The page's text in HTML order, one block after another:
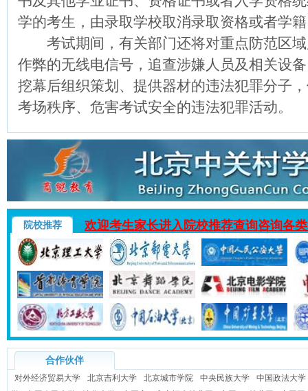
学的考生，由录取学校取消录取资格或者学
考试期间，有关部门还将对重点防范区域
作弊的无线电信号，追查涉嫌人员及相关设
挖幕后组织策划、提供器材的违法犯罪分子
考场秩序、危害考试安全的违法犯罪活动。
院校推荐 欢迎考生家长进入院校推荐查询咨询各
合作伙伴
对外经济贸易大学 北京吉利大学 北京城市学院 中央民族大学
中国政法大学